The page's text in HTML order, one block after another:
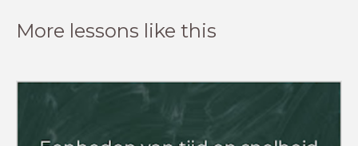
More lessons like this